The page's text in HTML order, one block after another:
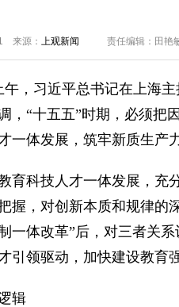
来源： 上观新闻 责任编辑：田艳
习近平总书记在上海主
，“十五五”时期，必须把
一体发展，筑牢新质生产
科技人才一体发展，充分
握，对创新本质和规律的
一体改革”后，对三者关
引领驱动，加快建设教育
辑